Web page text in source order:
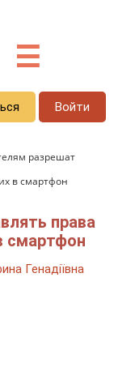
☰
Войти
разрешат
в смартфон
права
смартфон
Генадіївна